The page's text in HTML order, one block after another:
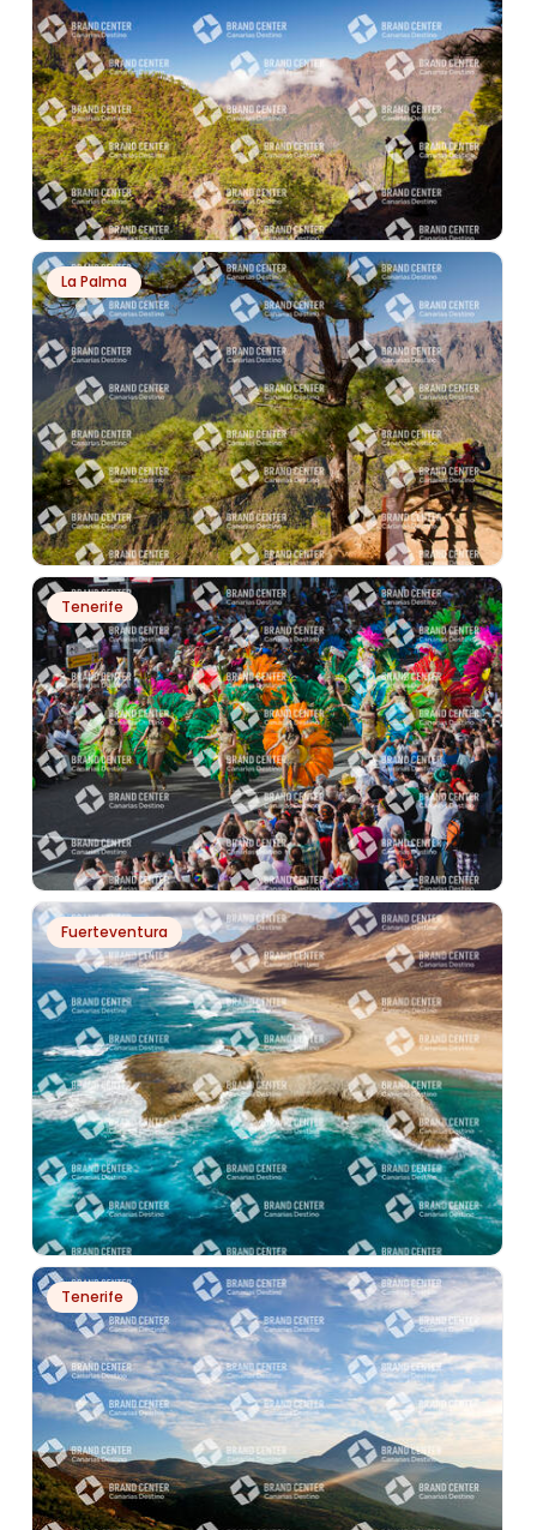
PH8274
PARQUE NACIONAL DE LA CALDERA DE TABURIENTE
La Palma
PH7888
CALDERA DE TABURIENTE
Tenerife
PH1465
CARNAVAL DE SANTA CRUZ DE TENERIFE
Fuerteventura
PH24173
EL ISLOTE DE LAS SIETE VIUDAS - COFETE
Tenerife